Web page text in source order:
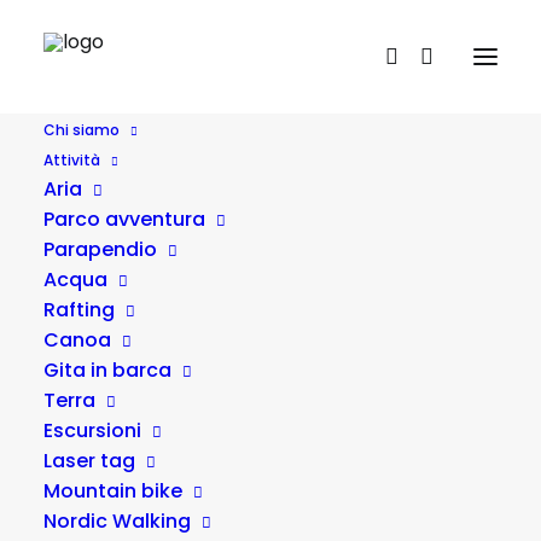
Chi siamo
Attività
Aria
Parco avventura
Parapendio
Acqua
Rafting
Canoa
Gita in barca
Terra
Escursioni
Laser tag
Mountain bike
Nordic Walking
Escursione guidata in canoa
al lago di Fiastra